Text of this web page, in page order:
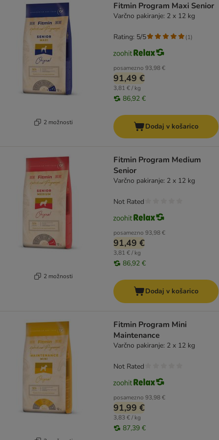
2 možnosti
Fitmin Program Maxi Senior
Varčno pakiranje: 2 x 12 kg
posamezno 93,98 €
91,49 €
3,81 € / kg
86,92 €
Rating: 5/5 (1)
Dodaj v košarico
2 možnosti
Fitmin Program Medium
Senior
Varčno pakiranje: 2 x 12 kg
posamezno 93,98 €
91,49 €
3,81 € / kg
86,92 €
Not Rated
Dodaj v košarico
Fitmin Program Mini
Maintenance
Varčno pakiranje: 2 x 12 kg
posamezno 93,98 €
91,99 €
3,83 € / kg
87,39 €
Not Rated